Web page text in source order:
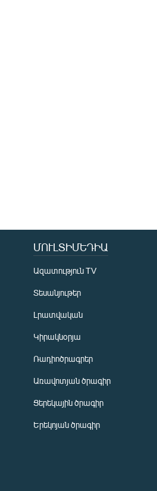
ՄՈՒԼՏԻՄԵԴԻԱ
Ազատություն TV
Տեսանյութեր
Լրատվական
Կիրակնօրյա
Ռադիոծրագրեր
Առավոտյան ծրագիր
Ցերեկային ծրագիր
Երեկոյան ծրագիր